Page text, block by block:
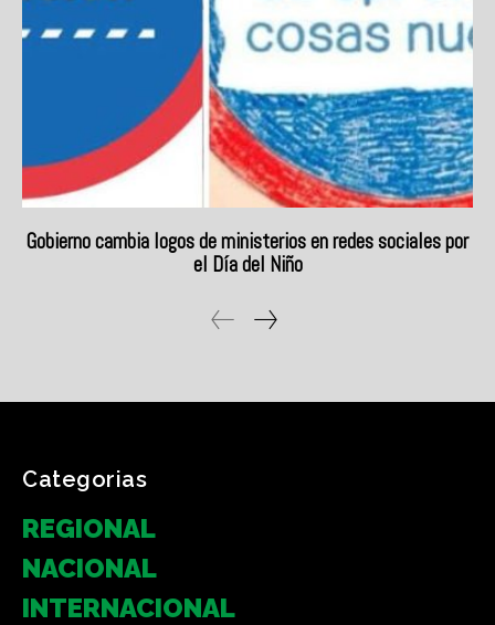
Categorias
REGIONAL
NACIONAL
INTERNACIONAL